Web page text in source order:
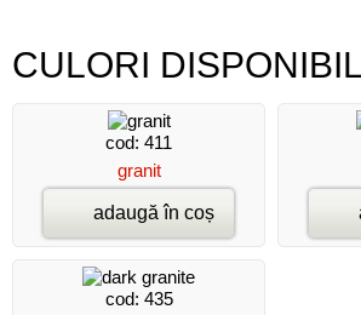
CULORI
cod: 411
granit
adaugă în coș
cod: 435